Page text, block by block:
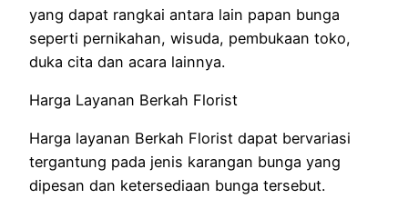
yang dapat rangkai antara lain papan bunga
seperti pernikahan, wisuda, pembukaan toko,
duka cita dan acara lainnya.
Harga Layanan Berkah Florist
Harga layanan Berkah Florist dapat bervariasi
tergantung pada jenis karangan bunga yang
dipesan dan ketersediaan bunga tersebut.